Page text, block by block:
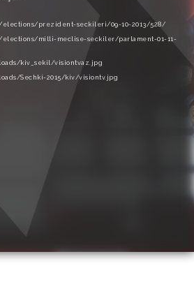
elections/prezident-seckileri/09-10-2013/528/
elections/milli-meclise-seckiler/parlament-01-11-
kiv_sekil/visiontvaz.jpg
Sechki-2015/kiv/visiontv.jpg